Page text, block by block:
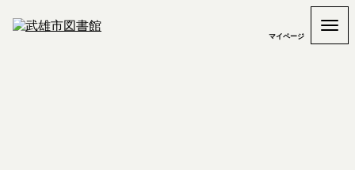
マイページ